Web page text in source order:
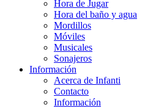
Hora de Jugar
Hora del baño y agua
Mordillos
Móviles
Musicales
Sonajeros
Información
Acerca de Infanti
Contacto
Información